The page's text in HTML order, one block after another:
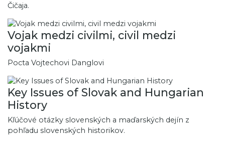
Čičaja.
Vojak medzi civilmi, civil medzi
vojakmi
Pocta Vojtechovi Danglovi
Key Issues of Slovak and Hungarian
History
Kľúčové otázky slovenských a maďarských dejín z
pohľadu slovenských historikov.